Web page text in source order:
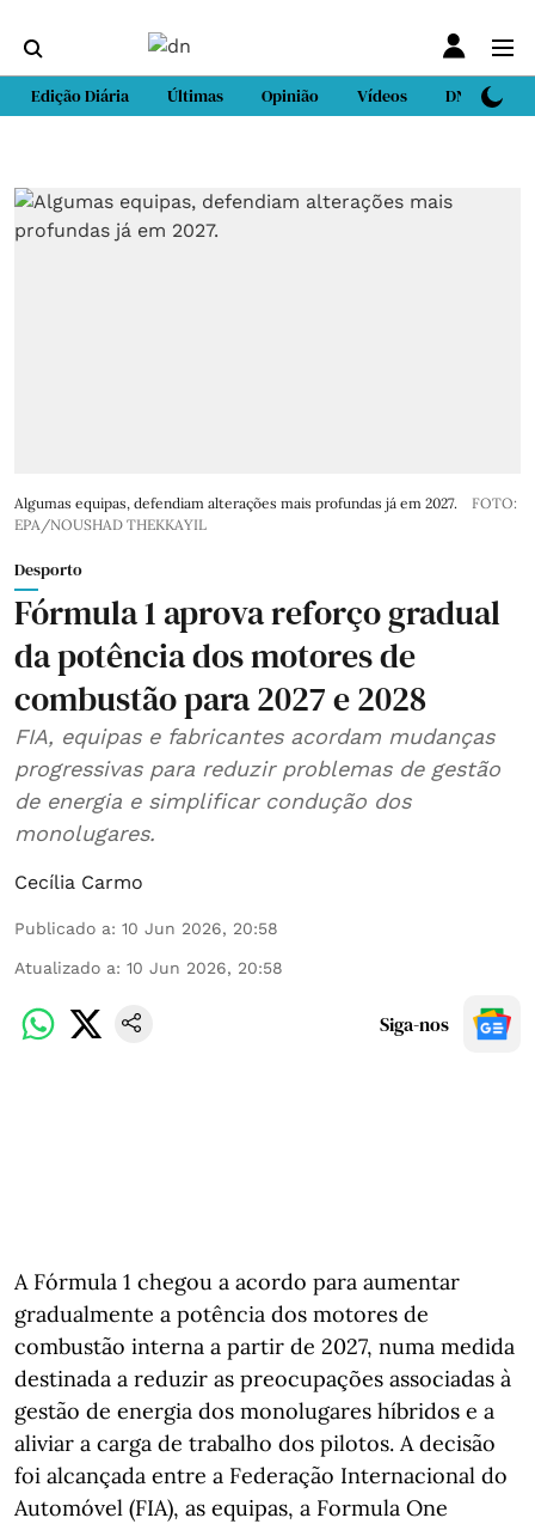
Edição Diária Últimas Opinião Vídeos DN Sport
Algumas equipas, defendiam alterações mais profundas já em 2027.
FOTO:
EPA/NOUSHAD THEKKAYIL
Desporto
Fórmula 1 aprova reforço gradual
da potência dos motores de
combustão para 2027 e 2028
FIA, equipas e fabricantes acordam mudanças
progressivas para reduzir problemas de gestão
de energia e simplificar condução dos
monolugares.
Cecília Carmo
Publicado a: 10 Jun 2026, 20:58
Atualizado a: 10 Jun 2026, 20:58
Siga-nos
A Fórmula 1 chegou a acordo para aumentar
gradualmente a potência dos motores de
combustão interna a partir de 2027, numa medida
destinada a reduzir as preocupações associadas à
gestão de energia dos monolugares híbridos e a
aliviar a carga de trabalho dos pilotos. A decisão
foi alcançada entre a Federação Internacional do
Automóvel (FIA), as equipas, a Formula One